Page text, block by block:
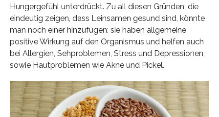
Hungergefühl unterdrückt. Zu all diesen Gründen, die
eindeutig zeigen, dass Leinsamen gesund sind, könnte
man noch einer hinzufügen: sie haben allgemeine
positive Wirkung auf den Organismus und helfen auch
bei Allergien, Sehproblemen, Stress und Depressionen,
sowie Hautproblemen wie Akne und Pickel.